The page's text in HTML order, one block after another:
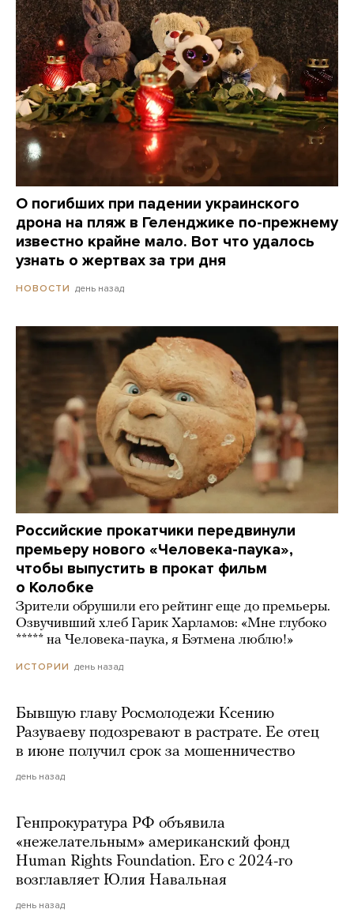
О погибших при падении украинского
дрона на пляж в Геленджике по-прежнему
известно крайне мало. Вот что удалось
узнать о жертвах за три дня
НОВОСТИ день назад
Российские прокатчики передвинули
премьеру нового «Человека-паука»,
чтобы выпустить в прокат фильм
о Колобке
Зрители обрушили его рейтинг еще до премьеры.
Озвучивший хлеб Гарик Харламов: «Мне глубоко
***** на Человека-паука, я Бэтмена люблю!»
ИСТОРИИ день назад
Бывшую главу Росмолодежи Ксению
Разуваеву подозревают в растрате. Ее отец
в июне получил срок за мошенничество
день назад
Генпрокуратура РФ объявила
«нежелательным» американский фонд
Human Rights Foundation. Его с 2024-го
возглавляет Юлия Навальная
день назад